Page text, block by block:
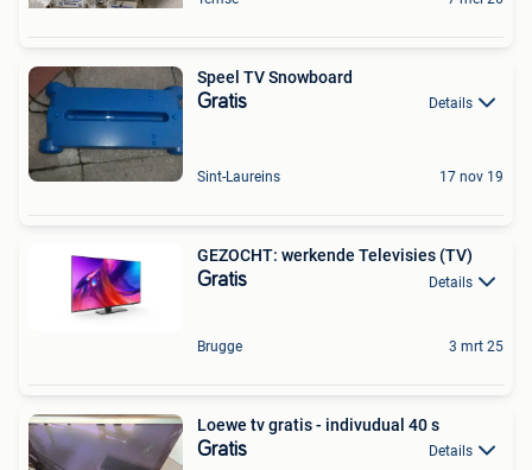
Speel TV Snowboard
Gratis Details
Sint-Laureins 17 nov 19
GEZOCHT: werkende Televisies (TV)
Gratis Details
Brugge 3 mrt 25
Loewe tv gratis - indivudual 40 s
Gratis Details